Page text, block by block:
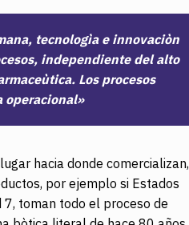
tecnologìa e innovaciòn
independiente del alto
Los procesos
operacional»
hacia donde comercializan,
por ejemplo si Estados
toman todo el proceso de